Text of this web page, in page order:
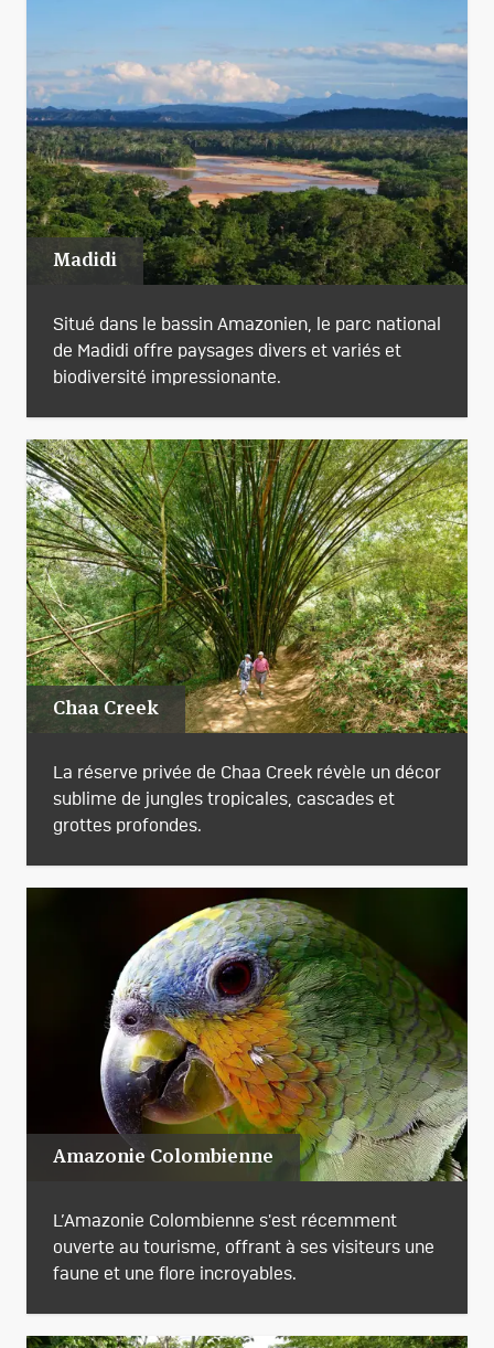
Madidi
Situé dans le bassin Amazonien, le parc national
de Madidi offre paysages divers et variés et
biodiversité impressionante.
Chaa Creek
La réserve privée de Chaa Creek révèle un décor
sublime de jungles tropicales, cascades et
grottes profondes.
Amazonie Colombienne
L’Amazonie Colombienne s'est récemment
ouverte au tourisme, offrant à ses visiteurs une
faune et une flore incroyables.